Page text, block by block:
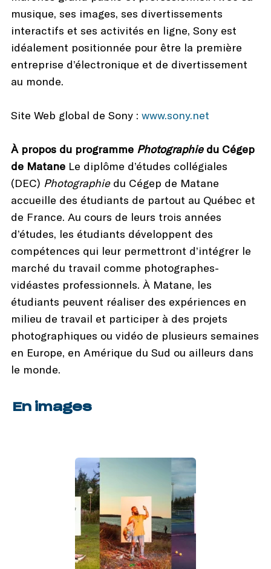
musique, ses images, ses divertissements
interactifs et ses activités en ligne, Sony est
idéalement positionnée pour être la première
entreprise d’électronique et de divertissement
au monde.
Site Web global de Sony : www.sony.net
À propos du programme Photographie du Cégep
de Matane Le diplôme d’études collégiales
(DEC) Photographiedu Cégep de Matane
accueille des étudiants de partout au Québec et
de France. Au cours de leurs trois années
d’études, les étudiants développent des
compétences qui leur permettront d’intégrer le
marché du travail comme photographes-
vidéastes professionnels. À Matane, les
étudiants peuvent réaliser des expériences en
milieu de travail et participer à des projets
photographiques ou vidéo de plusieurs semaines
en Europe, en Amérique du Sud ou ailleurs dans
le monde.
En images